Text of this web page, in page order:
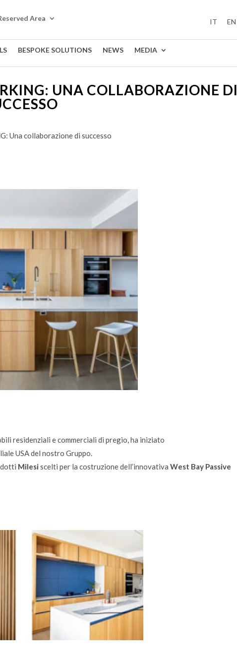
Area IT EN
BESPOKE SOLUTIONS NEWS MEDIA
UNA COLLABORAZIONE DI
Una collaborazione di successo
residenziali e commerciali di pregio, ha iniziato
USA del nostro Gruppo.
Milesi scelti per la costruzione dell’innovativa West Bay Passive